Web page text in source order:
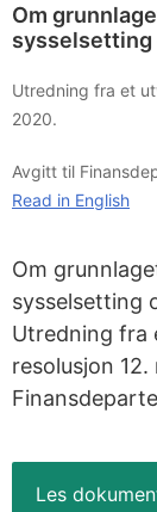
Om
sysselsetting
Utredning fra et
2020.
Avgitt til
Read in English
Om
sysselsetting
Utredning fra
resolusjon
Les